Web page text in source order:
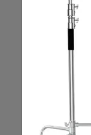
Mantengámonos
Obtenga consejos,
Mantenerse en